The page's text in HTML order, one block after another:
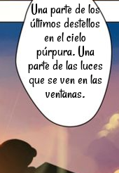
Una parte de los
últimos destellos
en el cielo
púrpura. Una
parte de las luces
que se ven en las
ventanas.